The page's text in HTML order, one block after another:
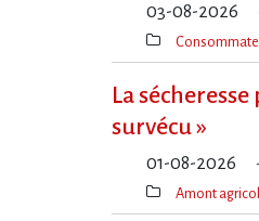
03-08-2026
Thèmes(s)
La
survécu »
01-08-2026
Thèmes(s)
Amont